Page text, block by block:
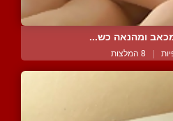
ומהנאה כש...
| 8 המלצות